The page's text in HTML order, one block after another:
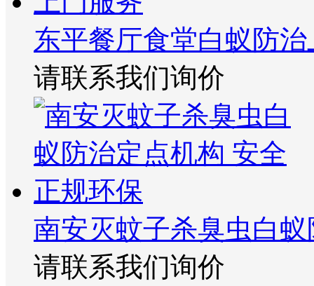
东平餐厅食堂白蚁防
请联系我们询价
南安灭蚊子杀臭虫白
请联系我们询价